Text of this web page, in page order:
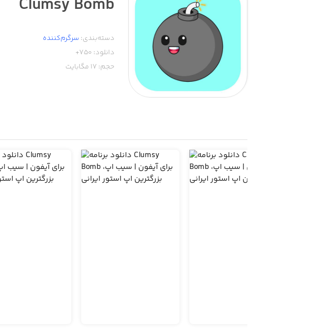
Clumsy Bomb
دسته‌بندی: سرگرم‌کننده
دانلود: 750+
حجم: 17 مگابایت